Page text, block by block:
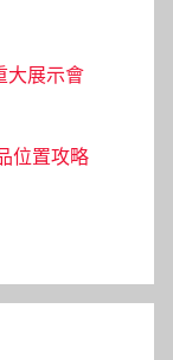
大展示會
位置攻略